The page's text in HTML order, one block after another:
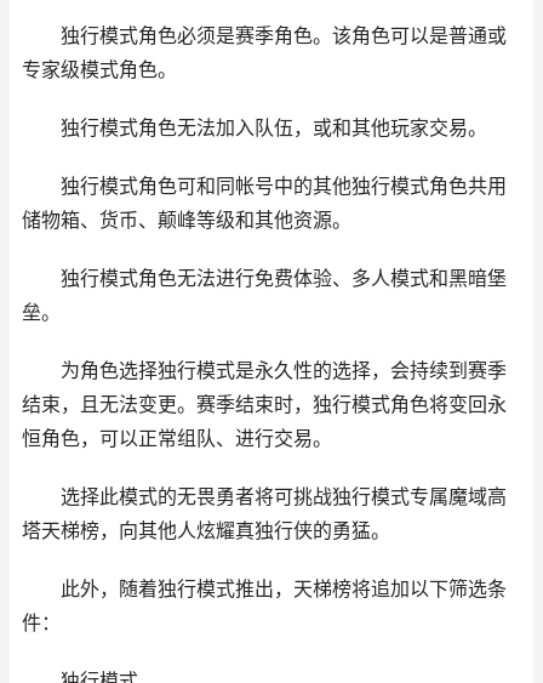
独行模式角色必须是赛季角色。该角色可以是普通或
专家级模式角色。
独行模式角色无法加入队伍，或和其他玩家交易。
独行模式角色可和同帐号中的其他独行模式角色共用
储物箱、货币、颠峰等级和其他资源。
独行模式角色无法进行免费体验、多人模式和黑暗堡
垒。
为角色选择独行模式是永久性的选择，会持续到赛季
结束，且无法变更。赛季结束时，独行模式角色将变回永
恒角色，可以正常组队、进行交易。
选择此模式的无畏勇者将可挑战独行模式专属魔域高
塔天梯榜，向其他人炫耀真独行侠的勇猛。
此外，随着独行模式推出，天梯榜将追加以下筛选条
件：